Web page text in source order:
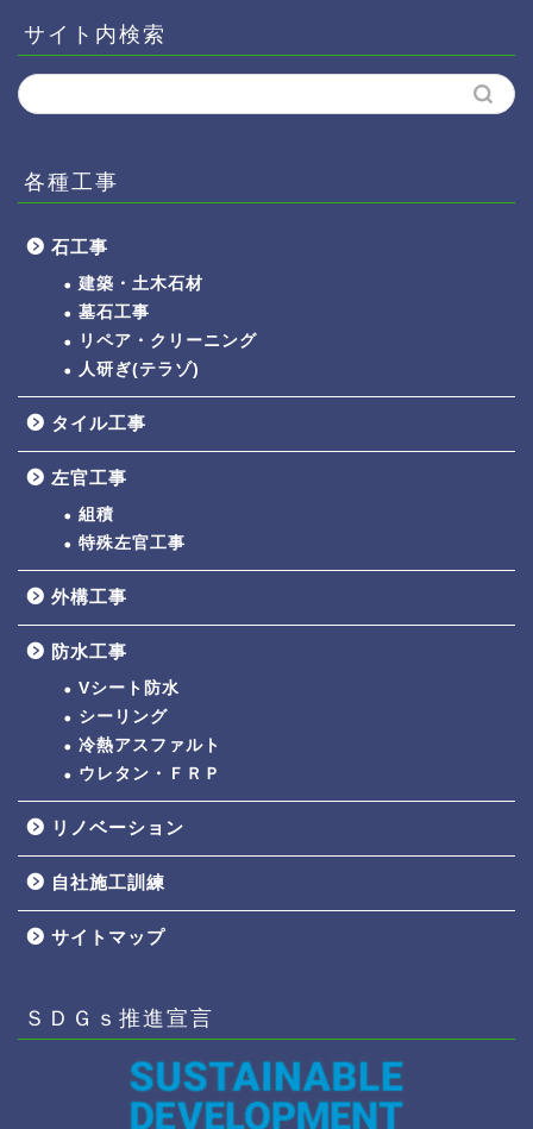
サイト内検索
各種工事
石工事
建築・土木石材
墓石工事
リペア・クリーニング
人研ぎ(テラゾ)
タイル工事
左官工事
組積
特殊左官工事
外構工事
防水工事
Vシート防水
シーリング
冷熱アスファルト
ウレタン・ＦＲＰ
リノベーション
自社施工訓練
サイトマップ
ＳＤＧｓ推進宣言